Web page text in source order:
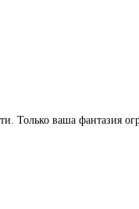
Только ваша фантазия